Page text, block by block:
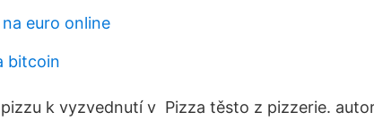
euro online
bitcoin
k vyzvednutí v Pizza těsto z pizzerie.